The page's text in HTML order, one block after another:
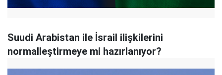
Suudi Arabistan ile İsrail ilişkilerini
normalleştirmeye mi hazırlanıyor?